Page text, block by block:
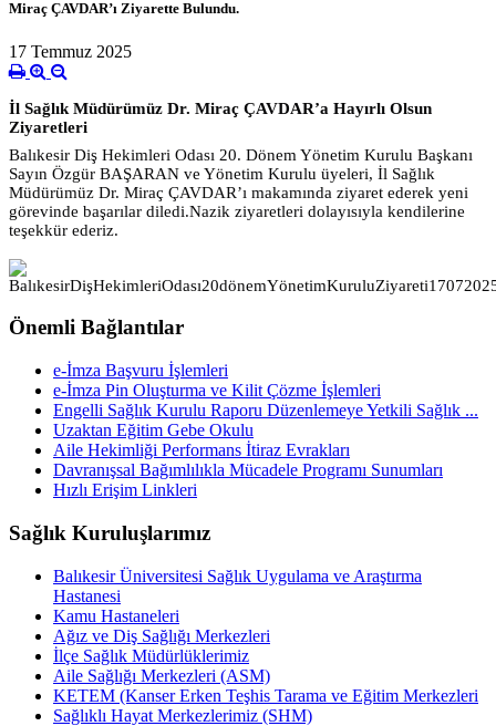
Miraç ÇAVDAR’ı Ziyarette Bulundu.
17 Temmuz 2025
İl Sağlık Müdürümüz Dr. Miraç ÇAVDAR’a Hayırlı Olsun
Ziyaretleri
Balıkesir Diş Hekimleri Odası 20. Dönem Yönetim Kurulu Başkanı
Sayın Özgür BAŞARAN ve Yönetim Kurulu üyeleri, İl Sağlık
Müdürümüz Dr. Miraç ÇAVDAR’ı makamında ziyaret ederek yeni
görevinde başarılar diledi.Nazik ziyaretleri dolayısıyla kendilerine
teşekkür ederiz.
Önemli Bağlantılar
e-İmza Başvuru İşlemleri
e-İmza Pin Oluşturma ve Kilit Çözme İşlemleri
Engelli Sağlık Kurulu Raporu Düzenlemeye Yetkili Sağlık ...
Uzaktan Eğitim Gebe Okulu
Aile Hekimliği Performans İtiraz Evrakları
Davranışsal Bağımlılıkla Mücadele Programı Sunumları
Hızlı Erişim Linkleri
Sağlık Kuruluşlarımız
Balıkesir Üniversitesi Sağlık Uygulama ve Araştırma
Hastanesi
Kamu Hastaneleri
Ağız ve Diş Sağlığı Merkezleri
İlçe Sağlık Müdürlüklerimiz
Aile Sağlığı Merkezleri (ASM)
KETEM (Kanser Erken Teşhis Tarama ve Eğitim Merkezleri
Sağlıklı Hayat Merkezlerimiz (SHM)